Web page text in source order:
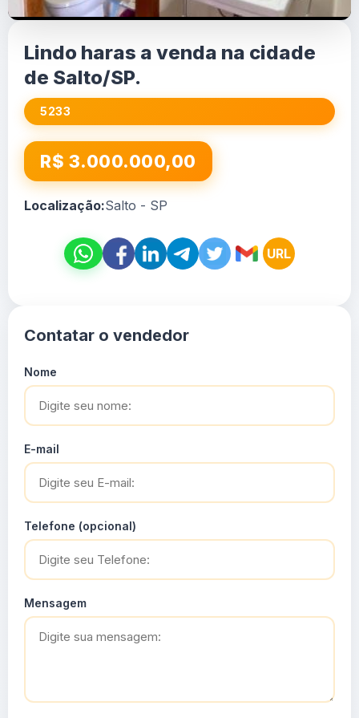
Lindo haras a venda na cidade
de Salto/SP.
5233
R$ 3.000.000,00
Localização:Salto - SP
URL
Contatar o vendedor
Nome
E-mail
Telefone (opcional)
Mensagem